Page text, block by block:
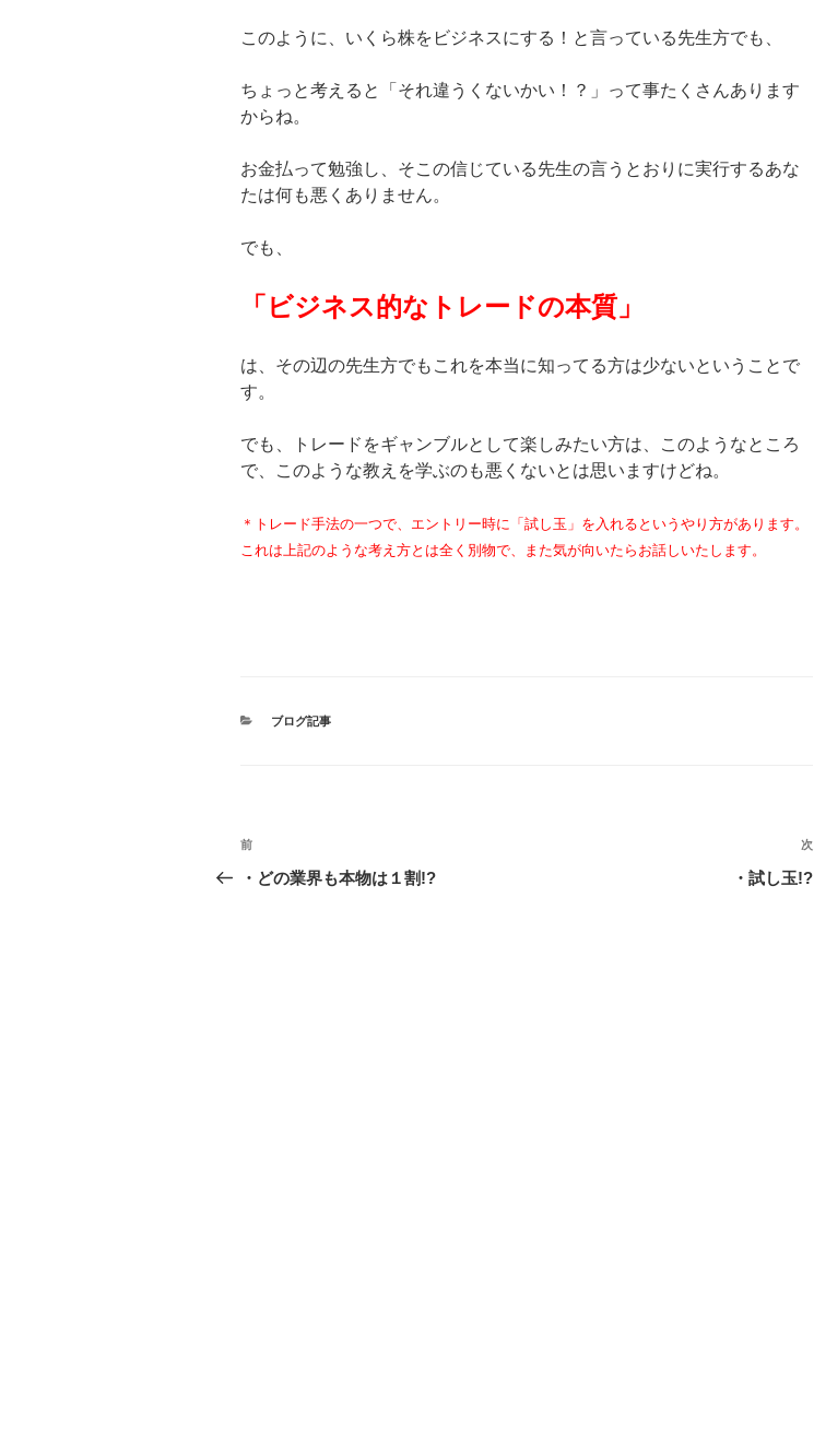
このように、いくら株をビジネスにする！と言っている先生方でも、
ちょっと考えると「それ違うくないかい！？」って事たくさんあります
からね。
お金払って勉強し、そこの信じている先生の言うとおりに実行するあな
たは何も悪くありません。
でも、
「ビジネス的なトレードの本質」
は、その辺の先生方でもこれを本当に知ってる方は少ないということで
す。
でも、トレードをギャンブルとして楽しみたい方は、このようなところ
で、このような教えを学ぶのも悪くないとは思いますけどね。
＊トレード手法の一つで、エントリー時に「試し玉」を入れるというやり方があります。
これは上記のような考え方とは全く別物で、また気が向いたらお話しいたします。
カ
ブログ記事
投
稿
過
去
前
・どの業界も本物は１割!?
次
・試し玉!?